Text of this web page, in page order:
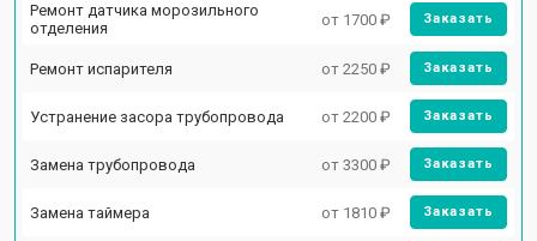
Ремонт датчика морозильного
отделения
от 1700 ₽ Заказать
Ремонт испарителя от 2250 ₽ Заказать
Устранение засора трубопровода от 2200 ₽ Заказать
Замена трубопровода от 3300 ₽ Заказать
Замена таймера от 1810 ₽ Заказать